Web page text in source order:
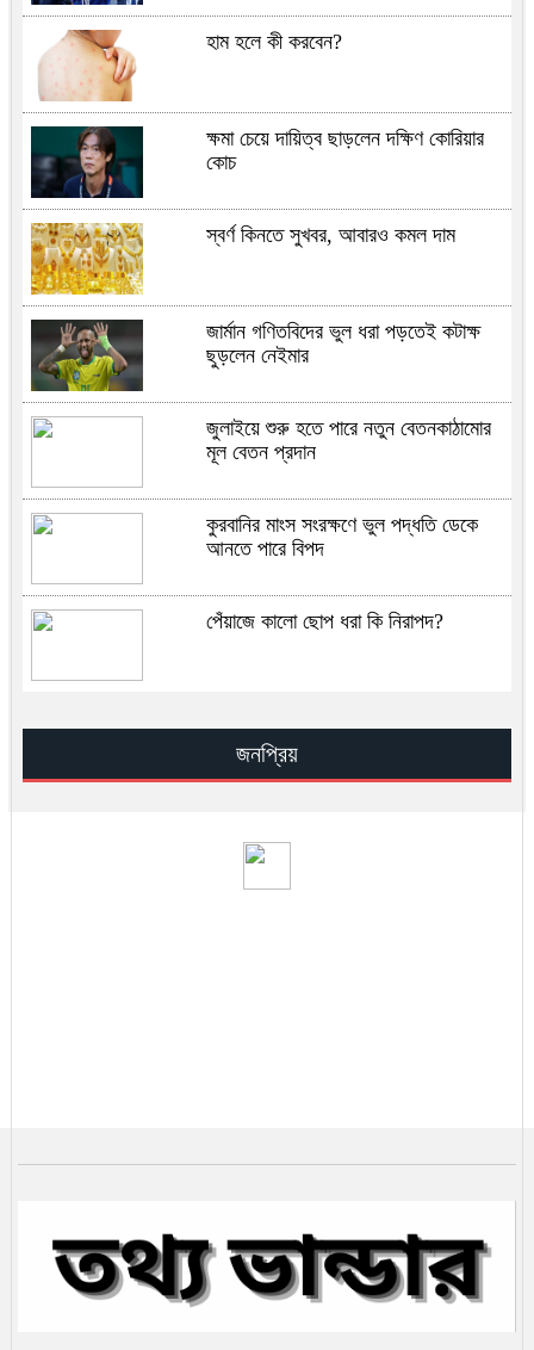
হাম হলে কী করবেন?
ক্ষমা চেয়ে দায়িত্ব ছাড়লেন দক্ষিণ কোরিয়ার
কোচ
স্বর্ণ কিনতে সুখবর, আবারও কমল দাম
জার্মান গণিতবিদের ভুল ধরা পড়তেই কটাক্ষ
ছুড়লেন নেইমার
জুলাইয়ে শুরু হতে পারে নতুন বেতনকাঠামোর
মূল বেতন প্রদান
কুরবানির মাংস সংরক্ষণে ভুল পদ্ধতি ডেকে
আনতে পারে বিপদ
পেঁয়াজে কালো ছোপ ধরা কি নিরাপদ?
সহিহ হাদিসের আলোকে জান্নাতের সুসংবাদ
শনাক্তের রহস্য
নতুন মন্ত্রিসভার দায়িত্ব তালিকা
জনপ্রিয়